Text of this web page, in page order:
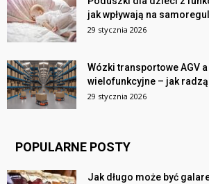
jak wpływają na
29 stycznia 2026
Wózki transportowe AGV
wielofunkcyjne – jak radzą
29 stycznia 2026
POPULARNE POSTY
Jak długo może być